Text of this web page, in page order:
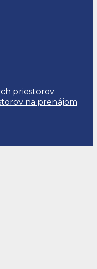
priestorov
na prenájom